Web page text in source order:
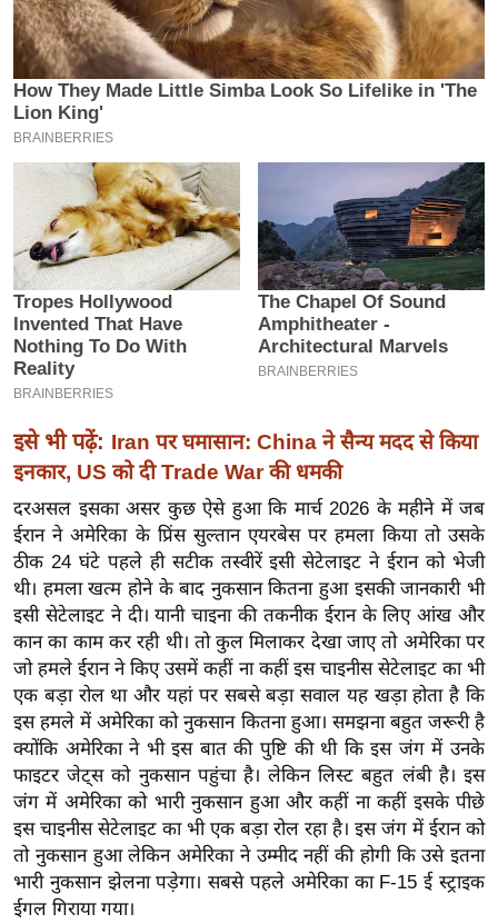
ई
-
पे
प
र
मि
ल
बे
मि
सा
ल
श
ख्सि
य
त
यं
ग
इं
डि
या
सा
हि
त्य
ज
ग
त
ऑ
टो
व
इसे भी पढ़ें: Iran पर घमासान: China ने सैन्य मदद से किया
इनकार, US को दी Trade War की धमकी
दरअसल इसका असर कुछ ऐसे हुआ कि मार्च 2026 के महीने में जब
ईरान ने अमेरिका के प्रिंस सुल्तान एयरबेस पर हमला किया तो उसके
ठीक 24 घंटे पहले ही सटीक तस्वीरें इसी सेटेलाइट ने ईरान को भेजी
थी। हमला खत्म होने के बाद नुकसान कितना हुआ इसकी जानकारी भी
इसी सेटेलाइट ने दी। यानी चाइना की तकनीक ईरान के लिए आंख और
कान का काम कर रही थी। तो कुल मिलाकर देखा जाए तो अमेरिका पर
जो हमले ईरान ने किए उसमें कहीं ना कहीं इस चाइनीस सेटेलाइट का भी
एक बड़ा रोल था और यहां पर सबसे बड़ा सवाल यह खड़ा होता है कि
इस हमले में अमेरिका को नुकसान कितना हुआ। समझना बहुत जरूरी है
क्योंकि अमेरिका ने भी इस बात की पुष्टि की थी कि इस जंग में उनके
फाइटर जेट्स को नुकसान पहुंचा है। लेकिन लिस्ट बहुत लंबी है। इस
जंग में अमेरिका को भारी नुकसान हुआ और कहीं ना कहीं इसके पीछे
इस चाइनीस सेटेलाइट का भी एक बड़ा रोल रहा है। इस जंग में ईरान को
तो नुकसान हुआ लेकिन अमेरिका ने उम्मीद नहीं की होगी कि उसे इतना
भारी नुकसान झेलना पड़ेगा। सबसे पहले अमेरिका का F-15 ई स्ट्राइक
ईगल गिराया गया।